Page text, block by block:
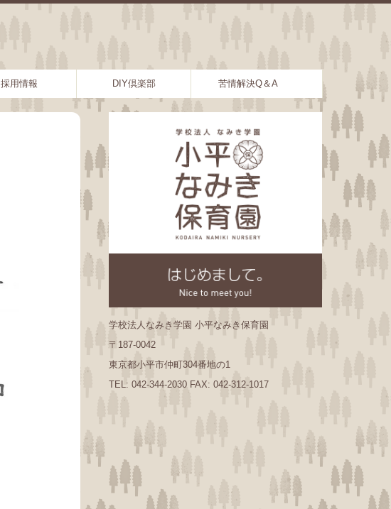
採用情報 DIY倶楽部 苦情解決Q＆A
学校法人なみき学園 小平なみき保育園
〒187-0042
東京都小平市仲町304番地の1
TEL: 042-344-2030 FAX: 042-312-1017